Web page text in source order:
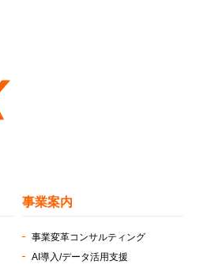
事業案内
事業変革コンサルティング
AI導入/データ活用支援